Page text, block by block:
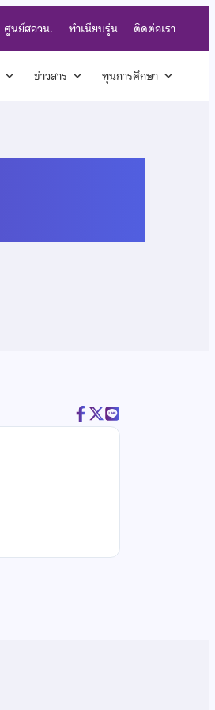
ศูนย์สอวน. ทำเนียบรุ่น ติดต่อเรา
ข่าวสาร ทุนการศึกษา